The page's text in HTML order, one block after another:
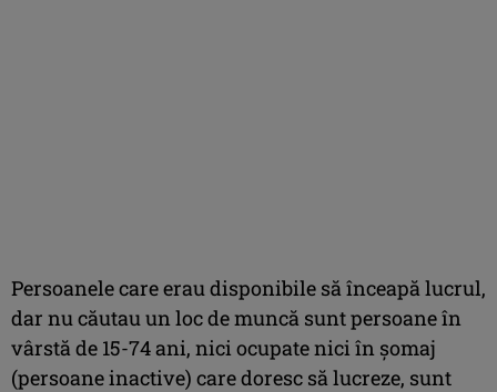
Persoanele care erau disponibile să înceapă lucrul,
dar nu căutau un loc de muncă sunt persoane în
vârstă de 15-74 ani, nici ocupate nici în şomaj
(persoane inactive) care doresc să lucreze, sunt